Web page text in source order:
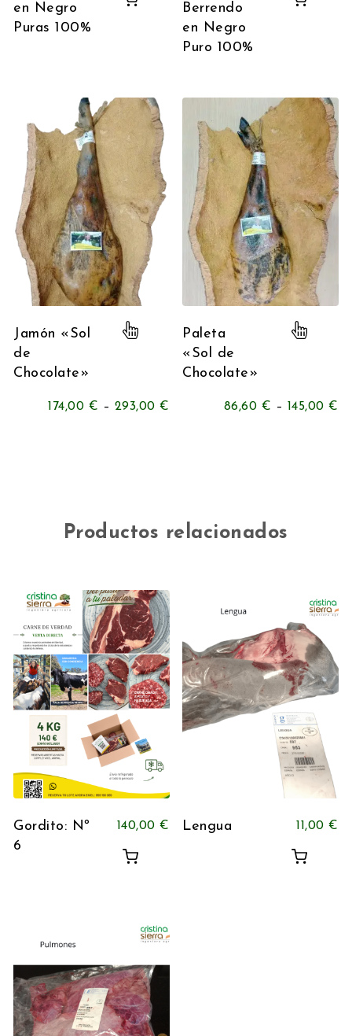
en Negro
Puras 100%
Berrendo
en Negro
Puro 100%
Jamón «Sol
de
Chocolate»
174,00 € – 293,00€
Este producto tiene múltiples
Paleta
«Sol de
Chocolate»
86,60 € – 145,00€
Productos relacionados
Gordito: Nº
6
140,00€ Lengua 11,00€